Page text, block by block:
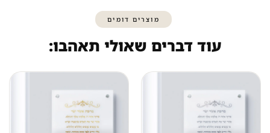
מוצרים דומים
עוד דברים שאולי תאהבו: